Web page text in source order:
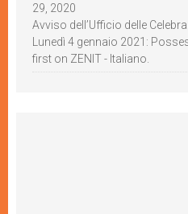
29, 2020
Avviso dell’Ufficio delle
Lunedì 4 gennaio 2021:
first on ZENIT - Italiano.